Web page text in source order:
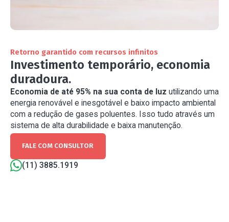
Retorno garantido com recursos infinitos
Investimento temporário, economia
duradoura.
Economia de até 95% na sua conta de luz utilizando uma
energia renovável e inesgotável e baixo impacto ambiental
com a redução de gases poluentes. Isso tudo através um
sistema de alta durabilidade e baixa manutenção.
FALE COM CONSULTOR
(11) 3885.1919